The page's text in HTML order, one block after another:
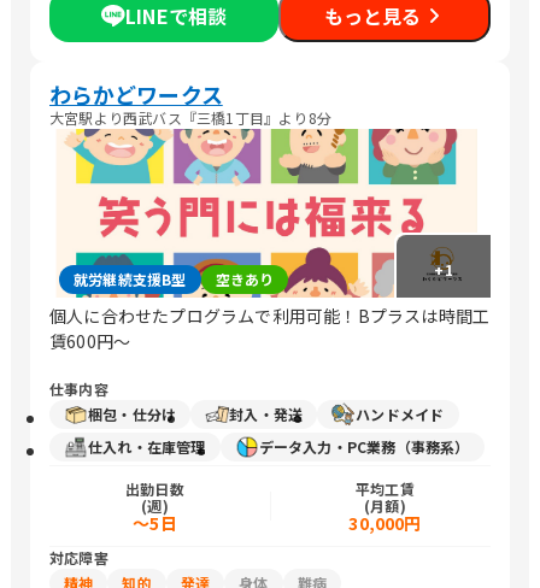
LINEで相談 もっと見る
わらかどワークス
大宮駅より西武バス『三橋1丁目』より8分
+1
就労継続支援B型 空きあり
個人に合わせたプログラムで利用可能！Bプラスは時間工
賃600円～
仕事内容
梱包・仕分け
封入・発送
ハンドメイド
仕入れ・在庫管理
データ入力・PC業務（事務系）
出勤日数
(週)
～5日
平均工賃
(月額)
30,000円
対応障害
精神
知的 発達 身体 難病